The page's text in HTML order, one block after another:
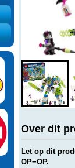
Over dit
Let op dit
OP=OP.